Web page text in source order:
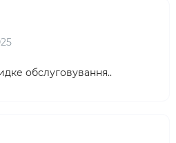
обслуговування..